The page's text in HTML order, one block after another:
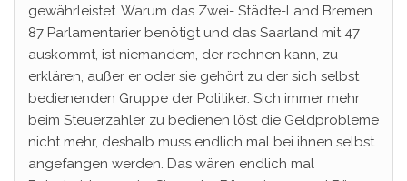
gewährleistet. Warum das Zwei- Städte-Land Bremen
87 Parlamentarier benötigt und das Saarland mit 47
auskommt, ist niemandem, der rechnen kann, zu
erklären, außer er oder sie gehört zu der sich selbst
bedienenden Gruppe der Politiker. Sich immer mehr
beim Steuerzahler zu bedienen löst die Geldprobleme
nicht mehr, deshalb muss endlich mal bei ihnen selbst
angefangen werden. Das wären endlich mal